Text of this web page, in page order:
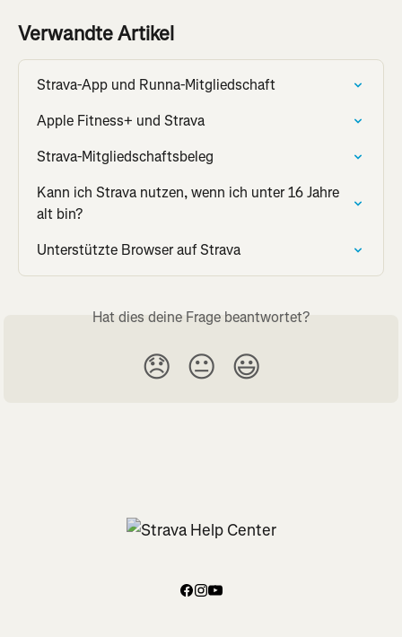
Verwandte Artikel
Strava-App und Runna-Mitgliedschaft
Apple Fitness+ und Strava
Strava-Mitgliedschaftsbeleg
Kann ich Strava nutzen, wenn ich unter 16 Jahre
alt bin?
Unterstützte Browser auf Strava
Hat dies deine Frage beantwortet?
😞 😐 😃